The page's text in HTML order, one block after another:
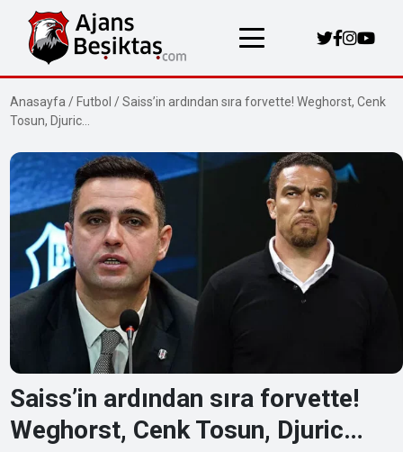
Anasayfa / Futbol /Saiss’in ardından sıra forvette! Weghorst, Cenk
Tosun, Djuric…
Saiss’in ardından sıra forvette!
Weghorst, Cenk Tosun, Djuric…